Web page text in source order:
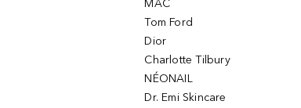
MAC
Tom Ford
Dior
Charlotte Tilbury
NÉONAIL
Dr. Emi Skincare